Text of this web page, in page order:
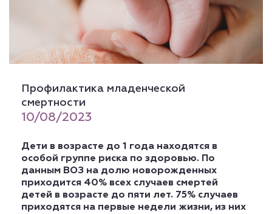
Профилактика младенческой
смертности
10/08/2023
Дети в возрасте до 1 года находятся в
особой группе риска по здоровью. По
данным ВОЗ на долю новорожденных
приходится 40% всех случаев смертей
детей в возрасте до пяти лет. 75% случаев
приходятся на первые недели жизни, из них